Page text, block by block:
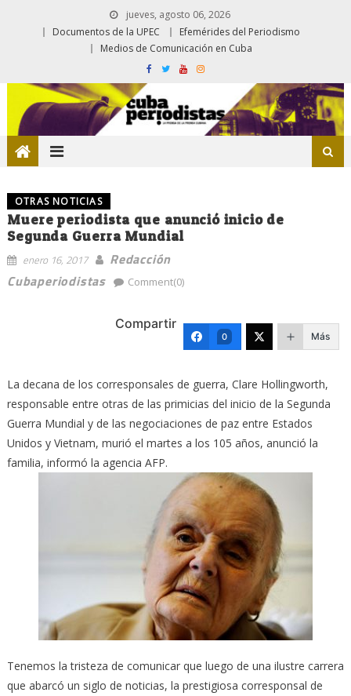
jueves, agosto 06, 2026
Documentos de la UPEC
Efemérides del Periodismo
Medios de Comunicación en Cuba
OTRAS NOTICIAS
Muere periodista que anunció inicio de
Segunda Guerra Mundial
enero 16, 2017
Redacción
Cubaperiodistas
Comment(0)
Compartir
0 Más
La decana de los corresponsales de guerra, Clare Hollingworth,
responsable entre otras de las primicias del inicio de la Segunda
Guerra Mundial y de las negociaciones de paz entre Estados
Unidos y Vietnam, murió el martes a los 105 años, anunció la
familia, informó la agencia AFP.
Tenemos la tristeza de comunicar que luego de una ilustre carrera
que abarcó un siglo de noticias, la prestigiosa corresponsal de